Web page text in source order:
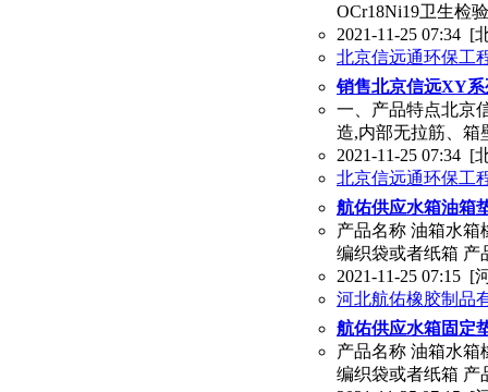
OCr18Ni19卫生检
2021-11-25 07:34 [
北京信远通环保工
销售北京信远XY
一、产品特点北京
造,内部无拉筋、箱
2021-11-25 07:34 [
北京信远通环保工
航佑供应水箱油箱
产品名称 油箱水箱
编织袋或者纸箱 产
2021-11-25 07:15 [
河北航佑橡胶制品
航佑供应水箱固定
产品名称 油箱水箱
编织袋或者纸箱 产